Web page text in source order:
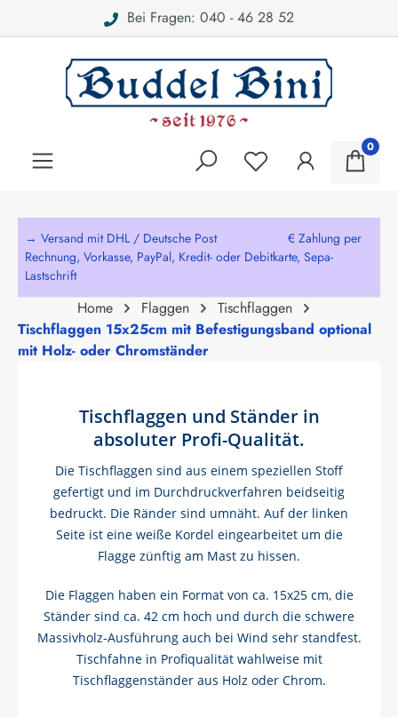
Bei Fragen: 040 - 46 28 52
0
→ Versand mit DHL / Deutsche Post € Zahlung per
Rechnung, Vorkasse, PayPal, Kredit- oder Debitkarte, Sepa-
Lastschrift
Home Flaggen
Tischflaggen
Tischflaggen 15x25cm mit Befestigungsband optional
mit Holz- oder Chromständer
Tischflaggen und Ständer in
absoluter Profi-Qualität.
Die Tischflaggen sind aus einem speziellen Stoff
gefertigt und im Durchdruckverfahren beidseitig
bedruckt. Die Ränder sind umnäht. Auf der linken
Seite ist eine weiße Kordel eingearbeitet um die
Flagge zünftig am Mast zu hissen.
Die Flaggen haben ein Format von ca. 15x25 cm, die
Ständer sind ca. 42 cm hoch und durch die schwere
Massivholz-Ausführung auch bei Wind sehr standfest.
Tischfahne in Profiqualität wahlweise mit
Tischflaggenständer aus Holz oder Chrom.